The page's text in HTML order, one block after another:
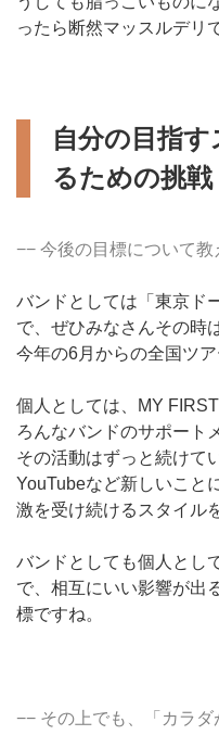
ったら断然マッスルデリ
自分の目指
るための挑戦
−− 今後の目標について教
バンドとしては「東京ド
で、ぜひみなさんその時
今年の6月からの全国ツア
個人としては、MY
ろんなバンドのサポート
その活動はずっと続けて
YouTubeなど新しいこと
激を受け続けるスタイル
バンドとしても個人とし
で、相互にいい影響が出
標ですね。
−− その上でも、「カラ